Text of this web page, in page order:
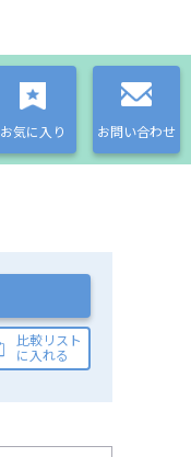
お気に入り お問い合わせ
比較リスト
に入れる